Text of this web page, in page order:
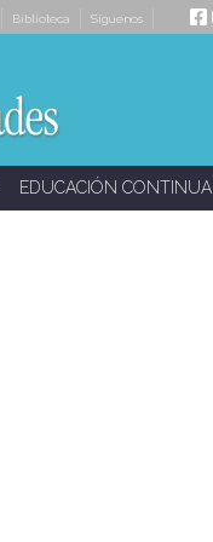
Biblioteca Síguenos
EDUCACIÓN CONTINUA